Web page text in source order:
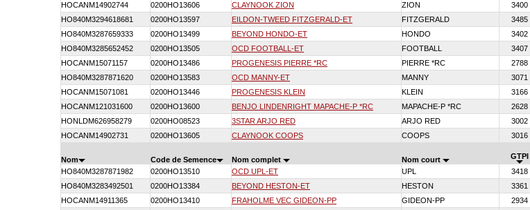
HOCANM14902744
0200HO13606 CLAYNOOK ZION ZION 3400
HO840M3294618681
0200HO13597 EILDON-TWEED FITZGERALD-ET FITZGERALD 3485
HO840M3287659333
0200HO13499 BEYOND HONDO-ET HONDO 3402
HO840M3285652452
0200HO13505 OCD FOOTBALL-ET FOOTBALL 3407
HOCANM15071157
0200HO13486 PROGENESIS PIERRE *RC PIERRE *RC 2788
HO840M3287871620
0200HO13583 OCD MANNY-ET MANNY 3071
HOCANM15071081
0200HO13446 PROGENESIS KLEIN KLEIN 3166
HOCANM121031600
0200HO13600 BENJO LINDENRIGHT MAPACHE-P *RC MAPACHE-P *RC 2628
HONLDM626958279
0200HO08523 3STAR ARJO RED ARJO RED 3002
HOCANM14902731
0200HO13605 CLAYNOOK COOPS COOPS 3016
Nom Code de Semence Nom complet Nom court GTPI
HO840M3287871982
0200HO13510 OCD UPL-ET UPL 3418
HO840M3283492501
0200HO13384 BEYOND HESTON-ET HESTON 3361
HOCANM14911365
0200HO13410 FRAHOLME VEC GIDEON-PP GIDEON-PP 2934